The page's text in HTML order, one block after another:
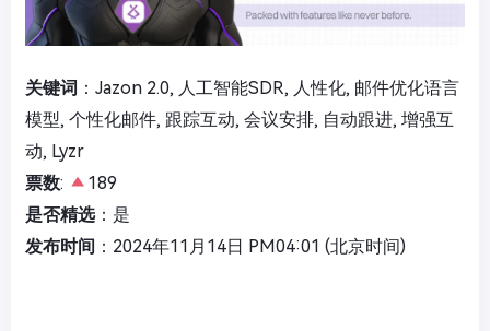
关键词 ：Jazon 2.0, 人工智能SDR, 人性化, 邮件优化语言
模型, 个性化邮件, 跟踪互动, 会议安排, 自动跟进, 增强互
动, Lyzr
票数:
189
是否精选：是
发布时间 ：2024年11月14日 PM04:01 (北京时间)